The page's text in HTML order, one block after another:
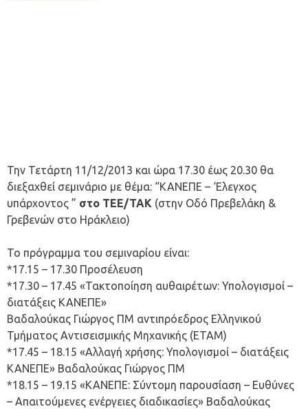
Την Τετάρτη 11/12/2013 και ώρα 17.30 έως 20.30 θα
διεξαχθεί σεμινάριο με θέμα: “ΚΑΝΕΠΕ – ‘Ελεγχος
υπάρχοντος ” στo TEE/TAK (στην Οδό Πρεβελάκη &
Γρεβενών στο Ηράκλειο)
Το πρόγραμμα του σεμιναρίου είναι:
*17.15 – 17.30 Προσέλευση
*17.30 – 17.45 «Τακτοποίηση αυθαιρέτων: Υπολογισμοί –
διατάξεις ΚΑΝΕΠΕ»
Βαδαλούκας Γιώργος ΠΜ αντιπρόεδρος Ελληνικού
Τμήματος Αντισεισμικής Μηχανικής (ΕΤΑΜ)
*17.45 – 18.15 «Αλλαγή χρήσης: Υπολογισμοί – διατάξεις
ΚΑΝΕΠΕ» Βαδαλούκας Γιώργος ΠΜ
*18.15 – 19.15 «KANEΠE: Σύντομη παρουσίαση – Ευθύνες
– Απαιτούμενες ενέργειες διαδικασίες» Βαδαλούκας